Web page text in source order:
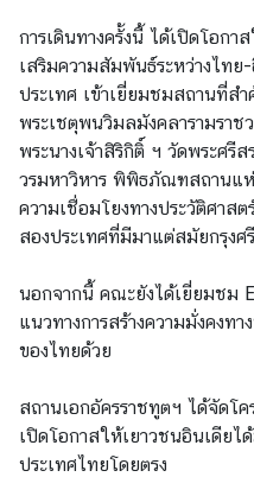
ร
า
ช
ทู
ต
ข่
ว
ส
า
/
กิ
จ
การเดินทางครั้งนี้ ได้เปิดโอกา
เสริมความสัมพันธ์ระหว่างไทย
ประเทศ เข้าเยี่ยมชมสถานที่ส
พระเชตุพนวิมลมังคลารามรา
พระนางเจ้าสิริกิติ์ ฯ วัดพระศรี
วรมหาวิหาร พิพิธภัณฑสถานแห่
ความเชื่อมโยงทางประวัติศาส
สองประเทศที่มีมาแต่สมัยกรุงศ
นอกจากนี้ คณะยังได้เยี่ยมชม
แนวทางการสร้างความมั่งคงท
ของไทยด้วย
สถานเอกอัครราชทูตฯ ได้จัดโ
เปิดโอกาสให้เยาวชนอินเดีย
ประเทศไทยโดยตรง